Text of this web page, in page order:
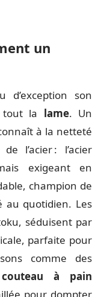
un
son
tout la lame. Un
à la netteté
l’acier : l’acier
exigeant en
champion de
au quotidien. Les
séduisent par
parfaite pour
comme des
couteau à pain